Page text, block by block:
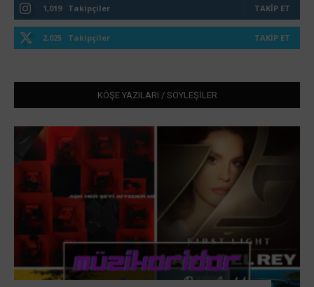
1,019 Takipçiler TAKIP ET
2,025 Takipçiler TAKIP ET
KÖŞE YAZILARI / SÖYLEŞİLER